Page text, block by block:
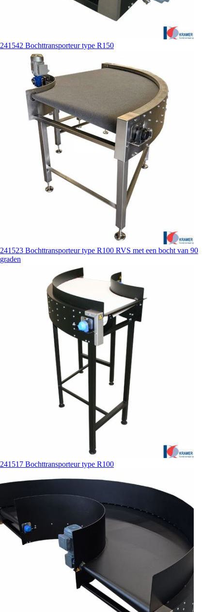
241542 Bochttransporteur type R150
241523 Bochttransporteur type R100 RVS met een bocht van 90
graden
241517 Bochttransporteur type R100